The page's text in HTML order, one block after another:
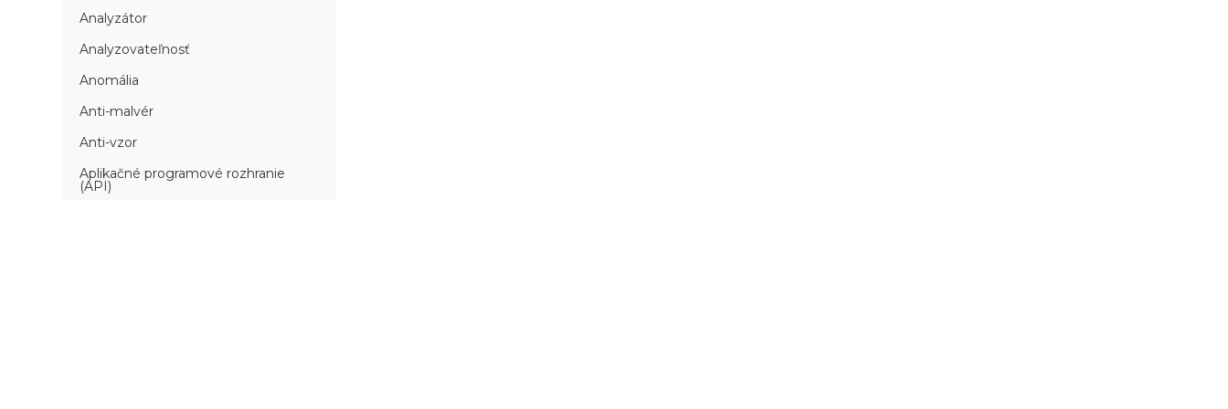
Analyzátor
Analyzovateľnosť
Anomália
Anti-malvér
Anti-vzor
Aplikačné programové rozhranie
(API)